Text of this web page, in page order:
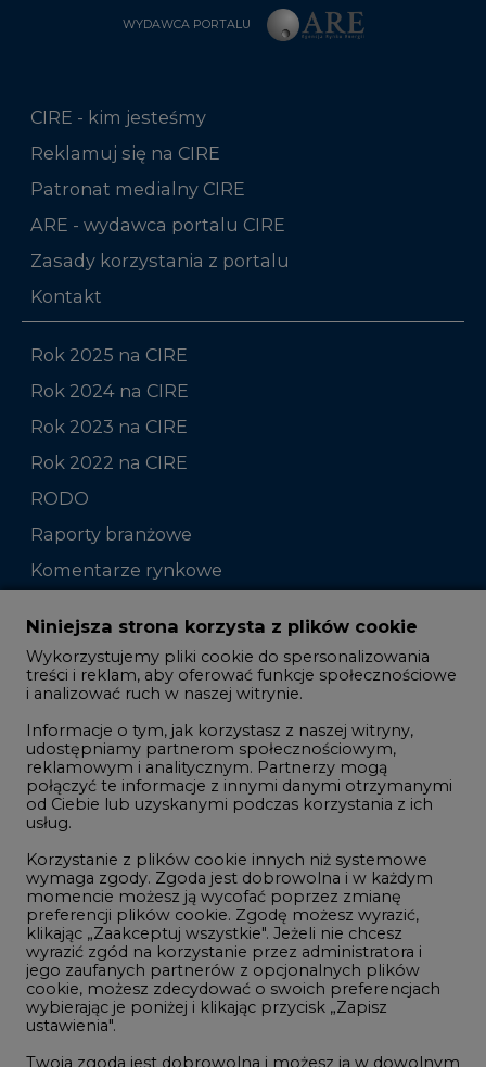
WYDAWCA PORTALU
CIRE - kim jesteśmy
Reklamuj się na CIRE
Patronat medialny CIRE
ARE - wydawca portalu CIRE
Zasady korzystania z portalu
Kontakt
Rok 2025 na CIRE
Rok 2024 na CIRE
Rok 2023 na CIRE
Rok 2022 na CIRE
RODO
Raporty branżowe
Komentarze rynkowe
Zmiany kadrowe na rynku
Studio CIRE
Rozmowy o energetyce
Gospodarka
Geopolityka
LTE450
Innowacje i AI
Telekomunikacja i IT
Handel emisjami CO2
Wodór
Górnictwo
Niniejsza strona korzysta z plików cookie
Wykorzystujemy pliki cookie do spersonalizowania
treści i reklam, aby oferować funkcje społecznościowe
i analizować ruch w naszej witrynie.
Informacje o tym, jak korzystasz z naszej witryny,
udostępniamy partnerom społecznościowym,
reklamowym i analitycznym. Partnerzy mogą
połączyć te informacje z innymi danymi otrzymanymi
od Ciebie lub uzyskanymi podczas korzystania z ich
usług.
Korzystanie z plików cookie innych niż systemowe
wymaga zgody. Zgoda jest dobrowolna i w każdym
momencie możesz ją wycofać poprzez zmianę
preferencji plików cookie. Zgodę możesz wyrazić,
klikając „Zaakceptuj wszystkie". Jeżeli nie chcesz
wyrazić zgód na korzystanie przez administratora i
jego zaufanych partnerów z opcjonalnych plików
cookie, możesz zdecydować o swoich preferencjach
wybierając je poniżej i klikając przycisk „Zapisz
ustawienia".
Twoja zgoda jest dobrowolna i możesz ją w dowolnym